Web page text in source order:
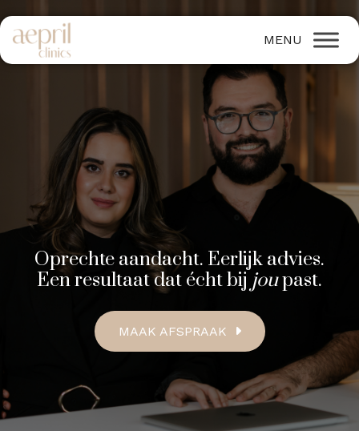
Oprechte aandacht. Eerlijk advies.
Een resultaat dat écht bij joupast.
MAAK AFSPRAAK